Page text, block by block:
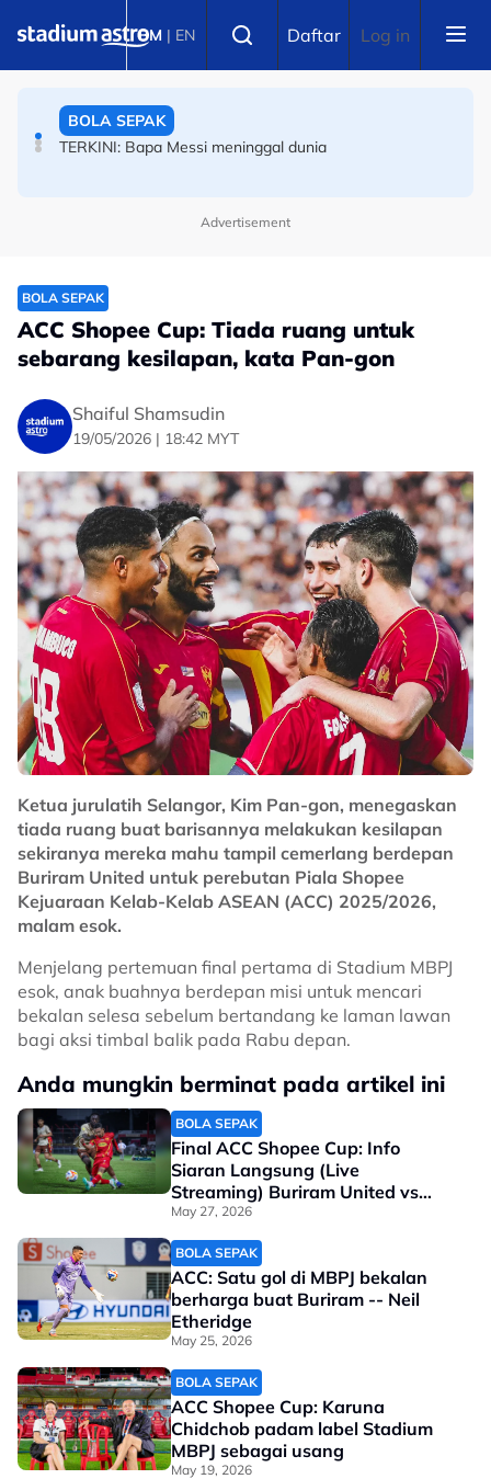
BM | EN Daftar Log in
‘Kita tidak boleh terlalu bangga’ -- Pekan Ramli ingatkan
BOLA SEPAK
TERKINI: Bapa Messi meninggal dunia
Advertisement
BOLA SEPAK
ACC Shopee Cup: Tiada ruang untuk
sebarang kesilapan, kata Pan-gon
Shaiful Shamsudin
19/05/2026 | 18:42 MYT
Ketua jurulatih Selangor, Kim Pan-gon, menegaskan
tiada ruang buat barisannya melakukan kesilapan
sekiranya mereka mahu tampil cemerlang berdepan
Buriram United untuk perebutan Piala Shopee
Kejuaraan Kelab-Kelab ASEAN (ACC) 2025/2026,
malam esok.
Menjelang pertemuan final pertama di Stadium MBPJ
esok, anak buahnya berdepan misi untuk mencari
bekalan selesa sebelum bertandang ke laman lawan
bagi aksi timbal balik pada Rabu depan.
Anda mungkin berminat pada artikel ini
BOLA SEPAK
Final ACC Shopee Cup: Info
Siaran Langsung (Live
Streaming) Buriram United vs
Selangor
May 27, 2026
BOLA SEPAK
ACC: Satu gol di MBPJ bekalan
berharga buat Buriram -- Neil
Etheridge
May 25, 2026
BOLA SEPAK
ACC Shopee Cup: Karuna
Chidchob padam label Stadium
MBPJ sebagai usang
May 19, 2026